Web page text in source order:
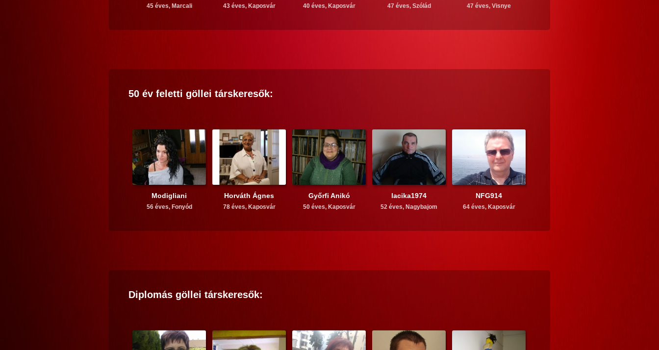
45 éves, Marcali 43 éves, Kaposvár 40 éves, Kaposvár 47 éves, Szólád 47 éves, Visnye
50 év feletti göllei társkeresők:
Modigliani
56 éves, Fonyód
Horváth Ágnes
78 éves, Kaposvár
Győrfi Anikó
50 éves, Kaposvár
lacika1974
52 éves, Nagybajom
NFG914
64 éves, Kaposvár
Diplomás göllei társkeresők: